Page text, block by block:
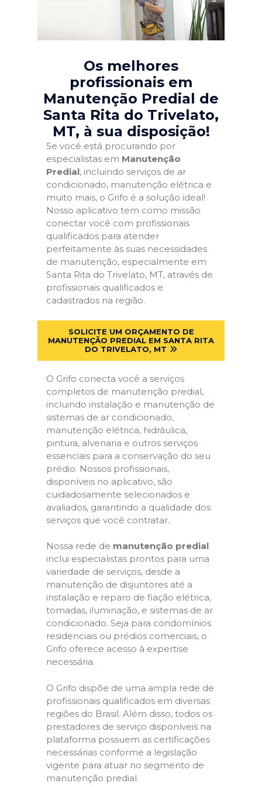
Os melhores
profissionais em
Manutenção Predial de
Santa Rita do Trivelato,
MT, à sua disposição!
Se você está procurando por
especialistas em Manutenção
Predial, incluindo serviços de ar
condicionado, manutenção elétrica e
muito mais, o Grifo é a solução ideal!
Nosso aplicativo tem como missão
conectar você com profissionais
qualificados para atender
perfeitamente às suas necessidades
de manutenção, especialmente em
Santa Rita do Trivelato, MT, através de
profissionais qualificados e
cadastrados na região.
SOLICITE UM ORÇAMENTO DE
MANUTENÇÃO PREDIAL EM SANTA RITA
DO TRIVELATO, MT
O Grifo conecta você a serviços
completos de manutenção predial,
incluindo instalação e manutenção de
sistemas de ar condicionado,
manutenção elétrica, hidráulica,
pintura, alvenaria e outros serviços
essenciais para a conservação do seu
prédio. Nossos profissionais,
disponíveis no aplicativo, são
cuidadosamente selecionados e
avaliados, garantindo a qualidade dos
serviços que você contratar.
Nossa rede de manutenção predial
inclui especialistas prontos para uma
variedade de serviços, desde a
manutenção de disjuntores até a
instalação e reparo de fiação elétrica,
tomadas, iluminação, e sistemas de ar
condicionado. Seja para condomínios
residenciais ou prédios comerciais, o
Grifo oferece acesso à expertise
necessária.
O Grifo dispõe de uma ampla rede de
profissionais qualificados em diversas
regiões do Brasil. Além disso, todos os
prestadores de serviço disponíveis na
plataforma possuem as certificações
necessárias conforme a legislação
vigente para atuar no segmento de
manutenção predial.